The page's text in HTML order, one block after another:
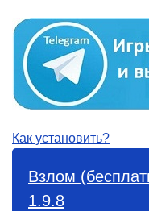
Как установить?
Взлом
1.9.8